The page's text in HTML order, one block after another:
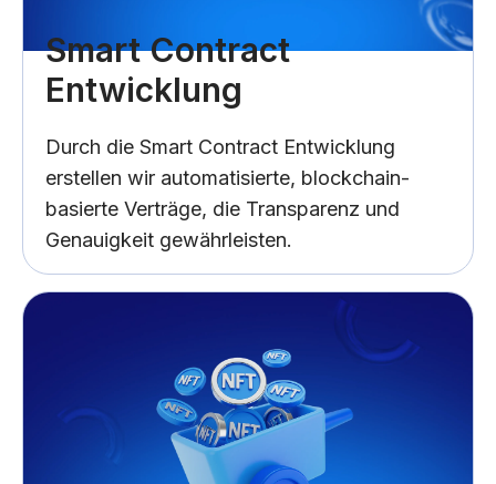
Smart Contract
Entwicklung
Durch die Smart Contract Entwicklung
erstellen wir automatisierte, blockchain-
basierte Verträge, die Transparenz und
Genauigkeit gewährleisten.